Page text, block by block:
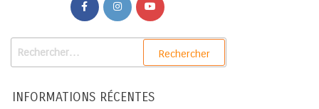
INFORMATIONS RÉCENTES